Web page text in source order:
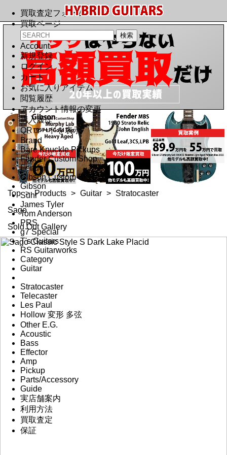
買取査定フォーム
買取ページ
Account
新規登録
ログイン
カート
お気に入りアイテム
閲覧履歴
アカウント情報の変更
購入履歴
QRコードを表示
Brand
Bare Knuckle Pickups
Fender Custom Shop
Fender
Gibson Custom Shop
Gibson
Suhr
James Tyler
Tom Anderson
PRS
g7 Special
T's Guitars
RS Guitarworks
Category
Guitar
Stratocaster
Telecaster
Les Paul
Hollow 変形 多弦
Other E.G.
Acoustic
Bass
Effector
Amp
Pickup
Parts/Accessory
Guide
実店舗案内
利用方法
買取査定
保証
Top > Products > Guitar > Stratocaster
Sago
Sold Out Gallery